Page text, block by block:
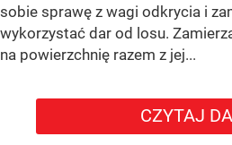
sobie sprawę z wagi odkrycia i
wykorzystać dar od losu.
na powierzchnię razem z jej...
CZYTAJ